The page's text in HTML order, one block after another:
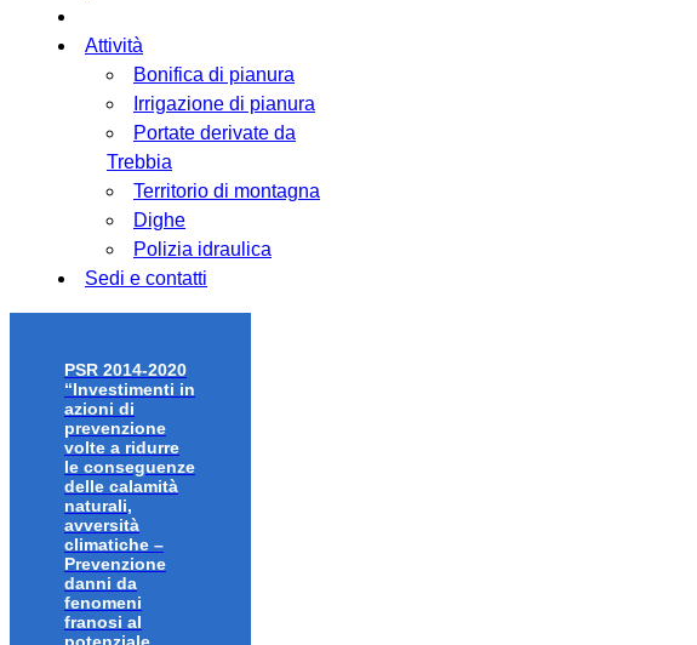
Attività
Bonifica di pianura
Irrigazione di pianura
Portate derivate da
Trebbia
Territorio di montagna
Dighe
Polizia idraulica
Sedi e contatti
PSR 2014-2020
“Investimenti in
azioni di
prevenzione
volte a ridurre
le conseguenze
delle calamità
naturali,
avversità
climatiche –
Prevenzione
danni da
fenomeni
franosi al
potenziale